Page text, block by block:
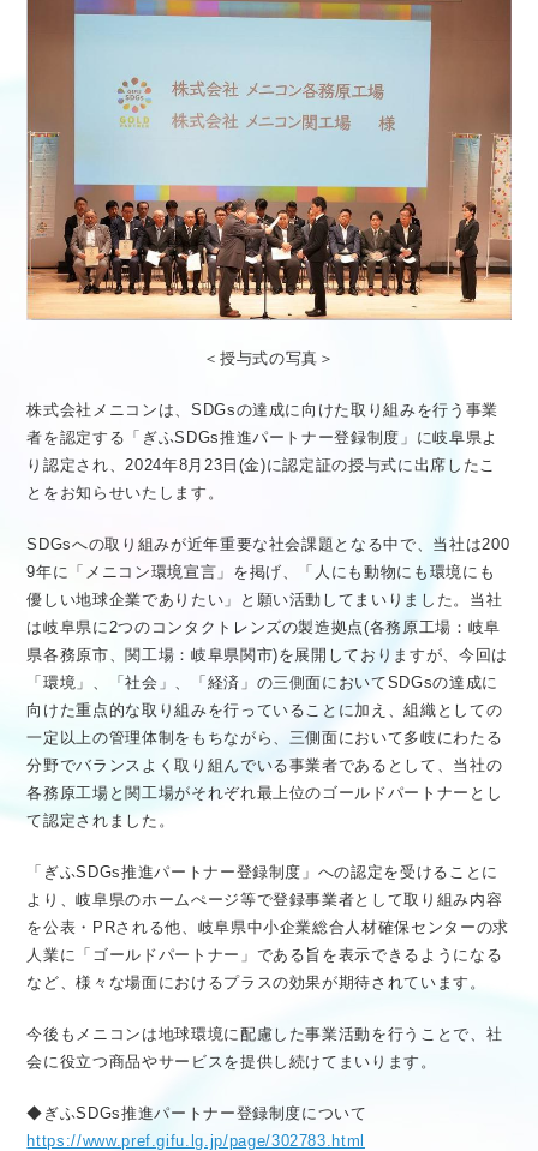
医療従事者向け情報 GLOBAL
＜授与式の写真＞
株式会社メニコンは、SDGsの達成に向けた取り組みを行う事業
者を認定する「ぎふSDGs推進パートナー登録制度」に岐阜県よ
り認定され、2024年8月23日(金)に認定証の授与式に出席したこ
とをお知らせいたします。
SDGsへの取り組みが近年重要な社会課題となる中で、当社は200
9年に「メニコン環境宣言」を掲げ、「人にも動物にも環境にも
優しい地球企業でありたい」と願い活動してまいりました。当社
は岐阜県に2つのコンタクトレンズの製造拠点(各務原工場：岐阜
県各務原市、関工場：岐阜県関市)を展開しておりますが、今回は
「環境」、「社会」、「経済」の三側面においてSDGsの達成に
向けた重点的な取り組みを行っていることに加え、組織としての
一定以上の管理体制をもちながら、三側面において多岐にわたる
分野でバランスよく取り組んでいる事業者であるとして、当社の
各務原工場と関工場がそれぞれ最上位のゴールドパートナーとし
て認定されました。
「ぎふSDGs推進パートナー登録制度」への認定を受けることに
より、岐阜県のホームぺージ等で登録事業者として取り組み内容
を公表・PRされる他、岐阜県中小企業総合人材確保センターの求
人業に「ゴールドパートナー」である旨を表示できるようになる
など、様々な場面におけるプラスの効果が期待されています。
今後もメニコンは地球環境に配慮した事業活動を行うことで、社
会に役立つ商品やサービスを提供し続けてまいります。
◆ぎふSDGs推進パートナー登録制度について
https://www.pref.gifu.lg.jp/page/302783.html